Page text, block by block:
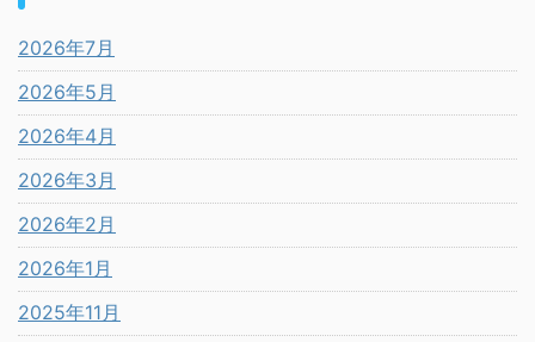
2026年7月
2026年5月
2026年4月
2026年3月
2026年2月
2026年1月
2025年11月